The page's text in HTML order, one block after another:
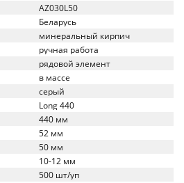
AZ030L50
Беларусь
минеральный кирпич
ручная работа
рядовой элемент
в массе
серый
Long 440
440 мм
52 мм
50 мм
10-12 мм
500 шт/уп